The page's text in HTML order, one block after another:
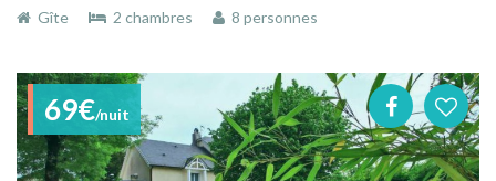
Gîte
2 chambres 8 personnes
69€/nuit